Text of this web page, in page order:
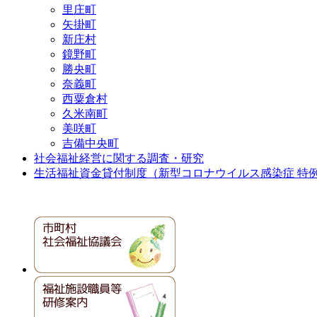
里庄町
矢掛町
新庄村
鏡野町
勝央町
奈義町
西粟倉村
久米南町
美咲町
吉備中央町
社会福祉経営に関する調査・研究
生活福祉資金貸付制度（新型コロナウイルス感染症 特